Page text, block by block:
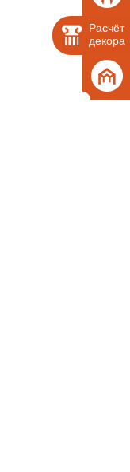
Расчёт
декора